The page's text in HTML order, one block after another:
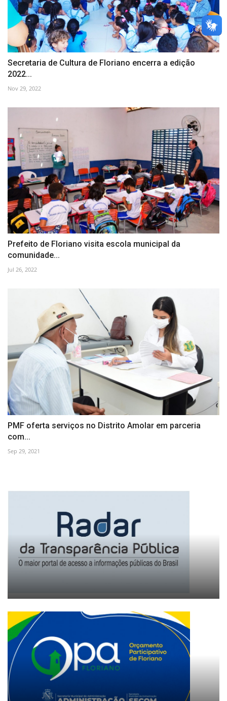
Secretaria de Cultura de Floriano encerra a edição
2022...
Nov 29, 2022
Prefeito de Floriano visita escola municipal da
comunidade...
Jul 26, 2022
PMF oferta serviços no Distrito Amolar em parceria
com...
Sep 29, 2021